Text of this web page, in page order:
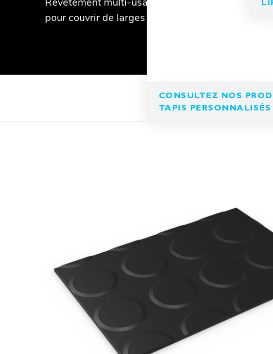
CONSULTEZ NOS
TAPIS PERSONNALISÉS
pour couvrir de larges surfaces.